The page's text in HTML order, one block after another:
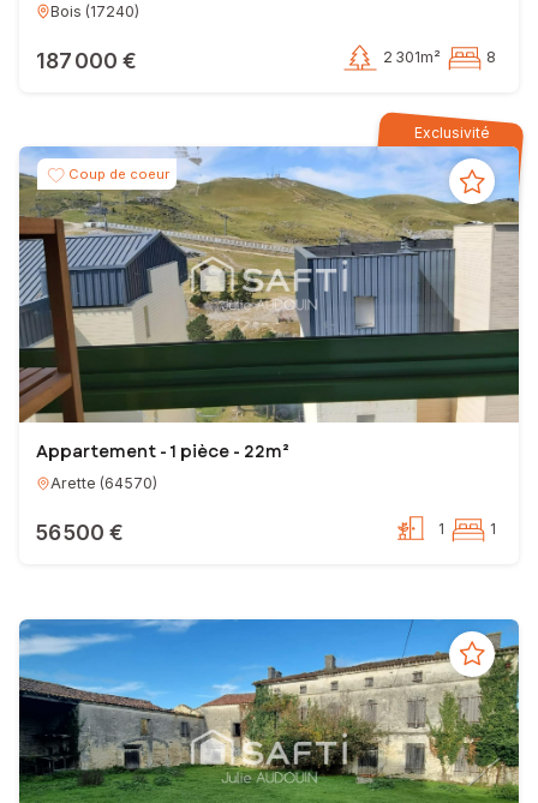
Bois (17240)
187 000 € 2 301m² 8
Exclusivité
Coup de coeur
Appartement - 1 pièce - 22m²
Arette (64570)
56 500 € 1 1